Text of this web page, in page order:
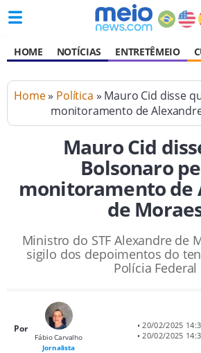
HOME NOTÍCIAS ENTRETÊMEIO
Home» Política » Mauro Cid disse
monitoramento de
Mauro Cid
Bolsonaro
monitoramento de
de
Ministro do STF Alexandre de
sigilo dos depoimentos do
Polícia Federal
Por
Fábio Carvalho
Jornalista
• 20/02/2025
• 20/02/2025